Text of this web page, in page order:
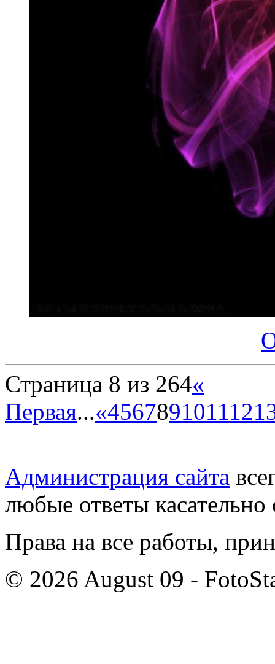
Страница 8 из 264«
Первая...«456789101112
Администрация сайта
любые ответы касательно
Права на все работы,
© 2026 August 09 -